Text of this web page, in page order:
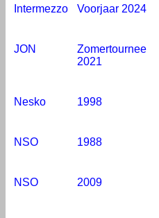
Intermezzo Voorjaar 2024
JON
Zomertournee
2021
Nesko 1998
NSO
1988
NSO
2009